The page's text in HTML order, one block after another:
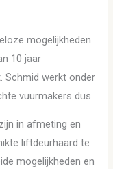
mogelijkheden.
10 jaar
Schmid werkt onder
vuurmakers dus.
in afmeting en
liftdeurhaard te
mogelijkheden en